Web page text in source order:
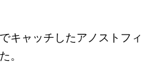
キャッチしたアノストフィ
。